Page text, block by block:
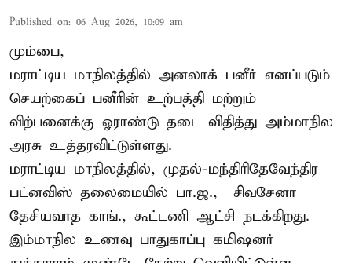
Published on: 06 Aug 2026, 10:09 am
மும்பை,
மராட்டிய மாநிலத்தில் அனலாக் பனீர் எனப்படும்
செயற்கைப் பனீரின் உற்பத்தி மற்றும்
விற்பனைக்கு ஓராண்டு தடை விதித்து அம்மாநில
அரசு உத்தரவிட்டுள்ளது.
மராட்டிய மாநிலத்தில், முதல்-மந்திரிதேவேந்திர
பட்னவிஸ் தலைமையில் பா.ஜ., – சிவசேனா –
தேசியவாத காங்., கூட்டணி ஆட்சி நடக்கிறது.
இம்மாநில உணவு பாதுகாப்பு கமிஷனர்